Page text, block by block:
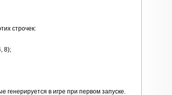
строчек:
8);
генерируется в игре при первом запуске.